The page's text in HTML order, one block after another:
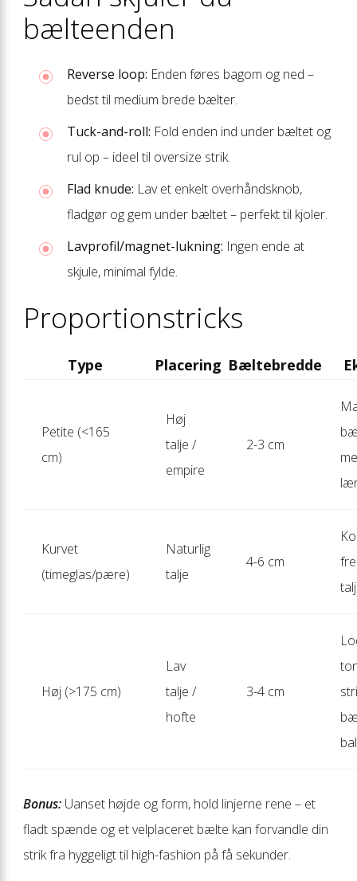
bælteenden
Reverse loop: Enden føres bagom og ned –
bedst til medium brede bælter.
Tuck-and-roll: Fold enden ind under bæltet og
rul op – ideel til oversize strik.
Flad knude: Lav et enkelt overhåndsknob,
fladgør og gem under bæltet – perfekt til kjoler.
Lavprofil/magnet-lukning: Ingen ende at
skjule, minimal fylde.
Proportionstricks
Type Placering Bæltebredde
Petite (<165
cm)
Høj
talje /
empire
2-3 cm
Kurvet
(timeglas/pære)
Naturlig
talje
4-6 cm
Høj (>175 cm)
Lav
talje /
hofte
3-4 cm
Bonus: Uanset højde og form, hold linjerne rene – et
fladt spænde og et velplaceret bælte kan forvandle din
strik fra hyggeligt til high-fashion på få sekunder.